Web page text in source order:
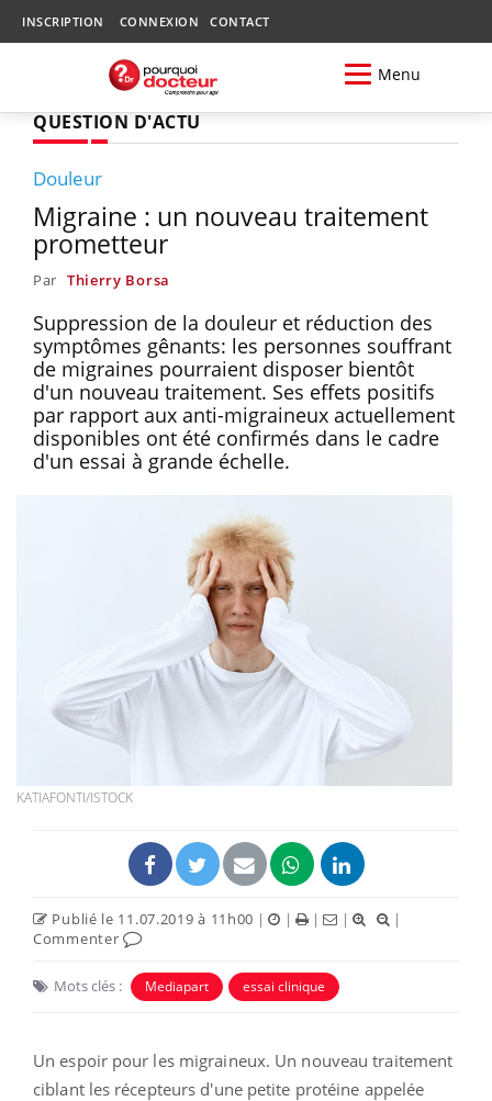
INSCRIPTION CONNEXION CONTACT
Menu
QUESTION D'ACTU
Douleur
Migraine : un nouveau traitement
prometteur
Par Thierry Borsa
Suppression de la douleur et réduction des
symptômes gênants: les personnes souffrant
de migraines pourraient disposer bientôt
d'un nouveau traitement. Ses effets positifs
par rapport aux anti-migraineux actuellement
disponibles ont été confirmés dans le cadre
d'un essai à grande échelle.
KATIAFONTI/ISTOCK
Publié le 11.07.2019 à 11h00 | | | |
|
Commenter
Mots clés : Mediapart essai clinique
Un espoir pour les migraineux. Un nouveau traitement
ciblant les récepteurs d'une petite protéine appelée